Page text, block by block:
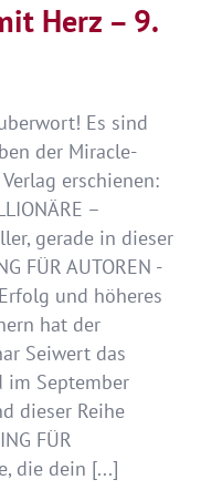
Herz – 9.
Es sind
der Miracle-
erschienen:
–
gerade in dieser
FÜR AUTOREN -
und höheres
hat der
Seiwert das
im September
dieser Reihe
FÜR
die dein [...]